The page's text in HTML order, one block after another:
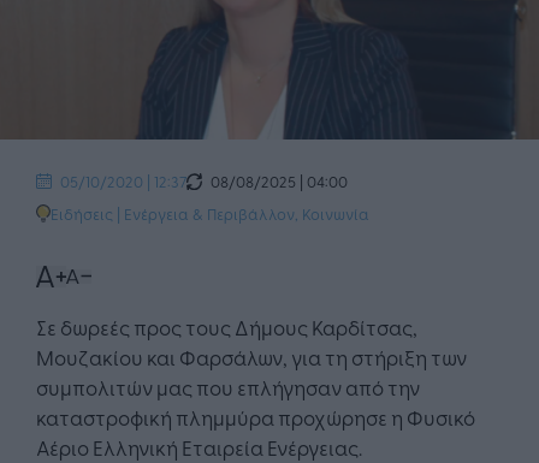
05/10/2020 | 12:37
08/08/2025 | 04:00
Ειδήσεις | Ενέργεια & Περιβάλλον Κοινωνία
Σε δωρεές προς τους Δήμους Καρδίτσας,
Μουζακίου και Φαρσάλων, για τη στήριξη των
συμπολιτών μας που επλήγησαν από την
καταστροφική πλημμύρα προχώρησε η Φυσικό
Αέριο Ελληνική Εταιρεία Ενέργειας.